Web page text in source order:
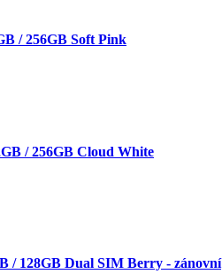
/ 256GB Soft Pink
/ 256GB Cloud White
/ 128GB Dual SIM Berry - zánovní